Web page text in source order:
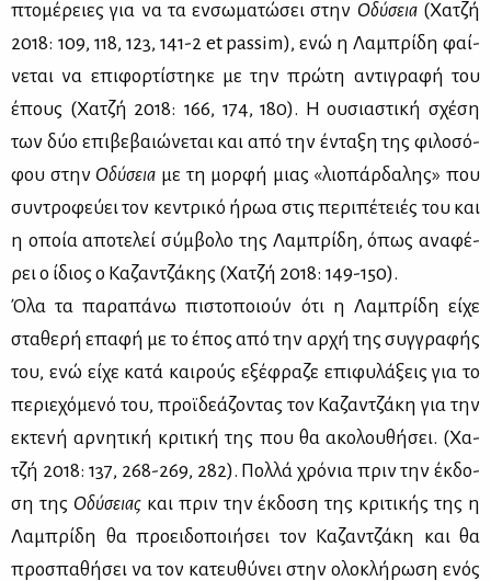
πτο­μέ­ρειες για να τα εν­σω­μα­τώ­σει στην Οδύ­σεια(Χα­τζή
2018: 109, 118, 123, 141-2 et passim), ενώ η Λα­μπρί­δη φαί­
νε­ται να επι­φορ­τί­στη­κε με την πρώ­τη αντι­γρα­φή του
έπους (Χα­τζή 2018: 166, 174, 180). Η ου­σια­στι­κή σχέ­ση
των δύο επι­βε­βαιώ­νε­ται και από την έντα­ξη της φι­λο­σό­
φου στην Οδύ­σεια με τη μορ­φή μιας «λιο­πάρ­δα­λης» που
συ­ντρο­φεύ­ει τον κε­ντρι­κό ήρωα στις πε­ρι­πέ­τειές του και
η οποία απο­τε­λεί σύμ­βο­λο της Λα­μπρί­δη, όπως ανα­φέ­
ρει ο ίδιος ο Κα­ζαν­τζά­κης (Χα­τζή 2018: 149-150).
Όλα τα πα­ρα­πά­νω πι­στο­ποιούν ότι η Λα­μπρί­δη εί­χε
στα­θε­ρή επα­φή με το έπος από την αρ­χή της συγ­γρα­φής
του, ενώ εί­χε κα­τά και­ρούς εξέ­φρα­ζε επι­φυ­λά­ξεις για το
πε­ριε­χό­με­νό του, προϊ­δε­ά­ζο­ντας τον Κα­ζαν­τζά­κη για την
εκτε­νή αρ­νη­τι­κή κρι­τι­κή της που θα ακο­λου­θή­σει. (Χα­
τζή 2018: 137, 268-269, 282). Πολ­λά χρό­νια πριν την έκ­δο­
ση της Οδύ­σειαςκαι πριν την έκ­δο­ση της κρι­τι­κής της η
Λα­μπρί­δη θα προει­δο­ποι­ή­σει τον Κα­ζαν­τζά­κη και θα
προ­σπα­θή­σει να τον κα­τευ­θύ­νει στην ολο­κλή­ρω­ση ενός